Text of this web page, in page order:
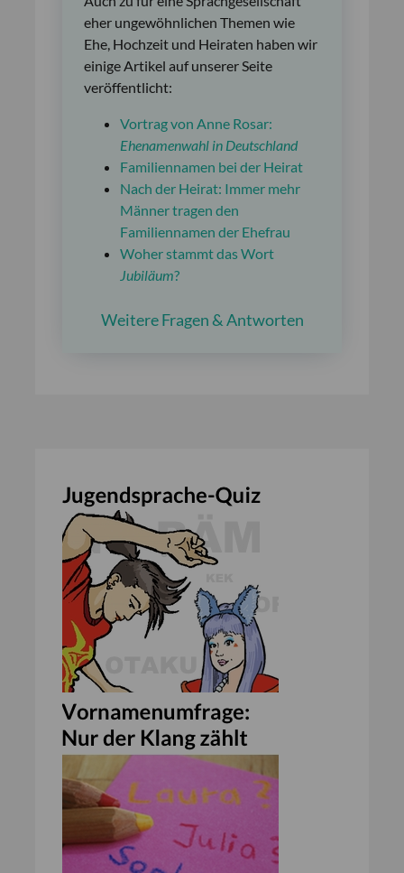
eher ungewöhnlichen Themen wie
Ehe, Hochzeit und Heiraten haben wir
einige Artikel auf unserer Seite
veröffentlicht:
Vortrag von Anne Rosar:
Ehenamenwahl in Deutschland
Familiennamen bei der Heirat
Nach der Heirat: Immer mehr
Männer tragen den
Familiennamen der Ehefrau
Woher stammt das Wort
Jubiläum?
Weitere Fragen & Antworten